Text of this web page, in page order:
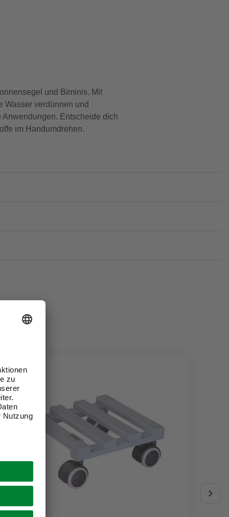
und Biminis. Mit
Wasser verdünnen und
Entscheide dich
im Handumdrehen.